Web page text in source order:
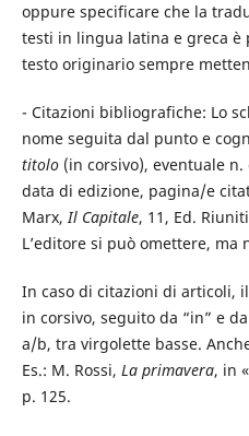
oppure specificare che la
testi in lingua latina e greca è
testo originario sempre
- Citazioni bibliografiche: Lo
nome seguita dal punto e
titolo (in corsivo), eventuale
data di edizione, pagina/e
Marx,Il Capitale, 11, Ed.
L’editore si può omettere,
In caso di citazioni di articoli,
in corsivo, seguito da “in” e
a/b, tra virgolette basse.
Es.: M. Rossi, La primavera, in
p. 125.